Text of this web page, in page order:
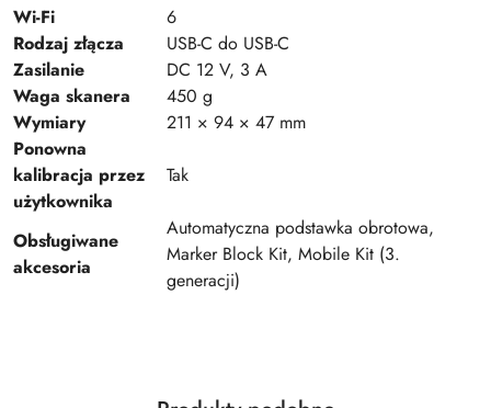
Wi-Fi
6
Rodzaj złącza
USB-C do USB-C
Zasilanie
DC 12 V, 3 A
Waga skanera
450 g
Wymiary
211 × 94 × 47 mm
Ponowna
kalibracja przez
użytkownika
Tak
Obsługiwane
akcesoria
Automatyczna podstawka obrotowa,
Marker Block Kit, Mobile Kit (3.
generacji)